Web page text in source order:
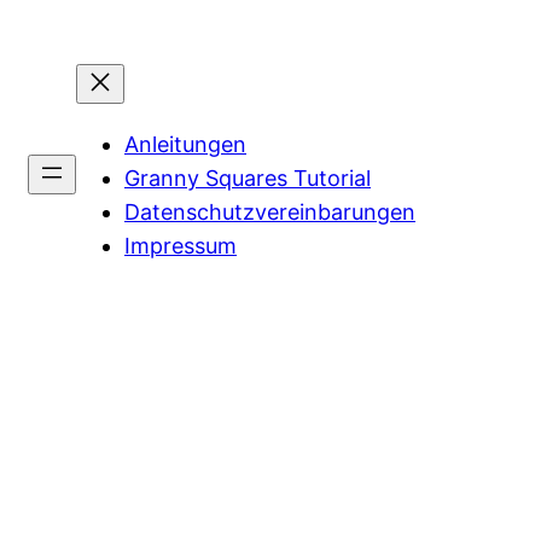
Anleitungen
Granny Squares Tutorial
Datenschutzvereinbarungen
Impressum